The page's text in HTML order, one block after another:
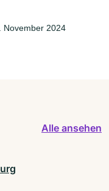
November 2024
Alle ansehen